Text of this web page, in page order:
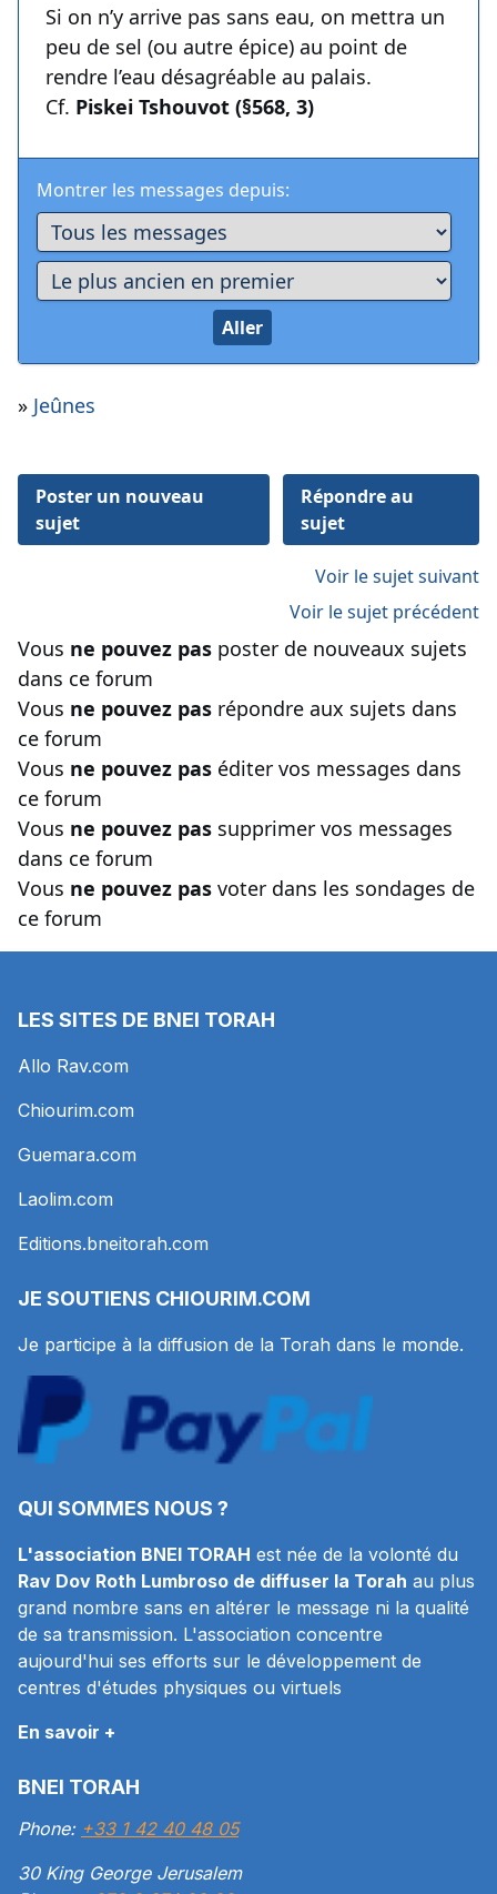
Si on n’y arrive pas sans eau, on mettra un
peu de sel (ou autre épice) au point de
rendre l’eau désagréable au palais.
Cf. Piskei Tshouvot (§568, 3)
Montrer les messages depuis:
» Jeûnes
Poster un nouveau
sujet
Répondre au
sujet
Voir le sujet suivant
Voir le sujet précédent
Vous ne pouvez pas poster de nouveaux sujets
dans ce forum
Vous ne pouvez pas répondre aux sujets dans
ce forum
Vous ne pouvez pas éditer vos messages dans
ce forum
Vous ne pouvez pas supprimer vos messages
dans ce forum
Vous ne pouvez pas voter dans les sondages de
ce forum
LES SITES DE BNEI TORAH
Allo Rav.com
Chiourim.com
Guemara.com
Laolim.com
Editions.bneitorah.com
JE SOUTIENS CHIOURIM.COM
Je participe à la diffusion de la Torah dans le monde.
QUI SOMMES NOUS ?
L'association BNEI TORAH est née de la volonté du
Rav Dov Roth Lumbroso de diffuser la Torah au plus
grand nombre sans en altérer le message ni la qualité
de sa transmission. L'association concentre
aujourd'hui ses efforts sur le développement de
centres d'études physiques ou virtuels
En savoir +
BNEI TORAH
Phone: +33 1 42 40 48 05
30 King George Jerusalem